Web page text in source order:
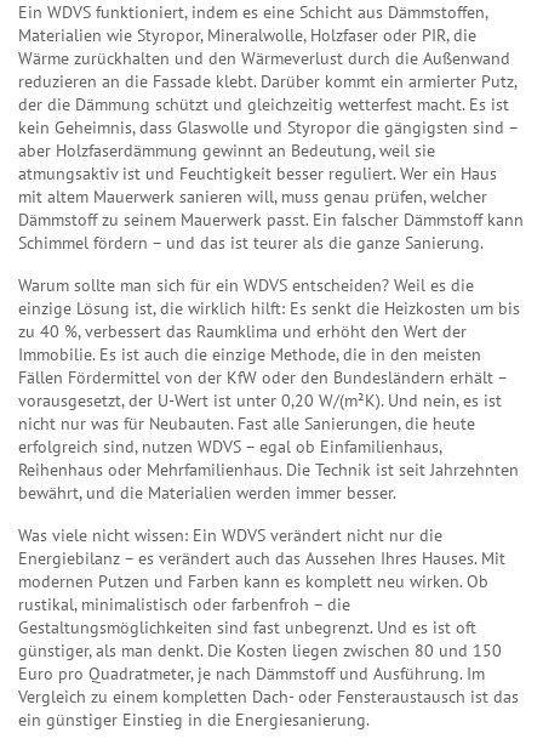
Ein WDVS funktioniert, indem es eine Schicht aus Dämmstoffen,
Materialien wie Styropor, Mineralwolle, Holzfaser oder PIR, die
Wärme zurückhalten und den Wärmeverlust durch die Außenwand
reduzieren an die Fassade klebt. Darüber kommt ein armierter Putz,
der die Dämmung schützt und gleichzeitig wetterfest macht. Es ist
kein Geheimnis, dass Glaswolle und Styropor die gängigsten sind –
aber Holzfaserdämmung gewinnt an Bedeutung, weil sie
atmungsaktiv ist und Feuchtigkeit besser reguliert. Wer ein Haus
mit altem Mauerwerk sanieren will, muss genau prüfen, welcher
Dämmstoff zu seinem Mauerwerk passt. Ein falscher Dämmstoff kann
Schimmel fördern – und das ist teurer als die ganze Sanierung.
Warum sollte man sich für ein WDVS entscheiden? Weil es die
einzige Lösung ist, die wirklich hilft: Es senkt die Heizkosten um bis
zu 40 %, verbessert das Raumklima und erhöht den Wert der
Immobilie. Es ist auch die einzige Methode, die in den meisten
Fällen Fördermittel von der KfW oder den Bundesländern erhält –
vorausgesetzt, der U-Wert ist unter 0,20 W/(m²K). Und nein, es ist
nicht nur was für Neubauten. Fast alle Sanierungen, die heute
erfolgreich sind, nutzen WDVS – egal ob Einfamilienhaus,
Reihenhaus oder Mehrfamilienhaus. Die Technik ist seit Jahrzehnten
bewährt, und die Materialien werden immer besser.
Was viele nicht wissen: Ein WDVS verändert nicht nur die
Energiebilanz – es verändert auch das Aussehen Ihres Hauses. Mit
modernen Putzen und Farben kann es komplett neu wirken. Ob
rustikal, minimalistisch oder farbenfroh – die
Gestaltungsmöglichkeiten sind fast unbegrenzt. Und es ist oft
günstiger, als man denkt. Die Kosten liegen zwischen 80 und 150
Euro pro Quadratmeter, je nach Dämmstoff und Ausführung. Im
Vergleich zu einem kompletten Dach- oder Fensteraustausch ist das
ein günstiger Einstieg in die Energiesanierung.